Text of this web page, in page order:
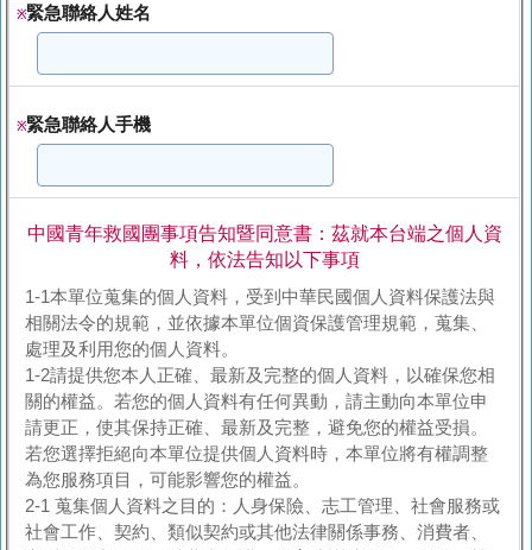
※緊急聯絡人姓名
※緊急聯絡人手機
中國青年救國團事項告知暨同意書：茲就本台端之個人資
料，依法告知以下事項
1-1本單位蒐集的個人資料，受到中華民國個人資料保護法與
相關法令的規範，並依據本單位個資保護管理規範，蒐集、
處理及利用您的個人資料。
1-2請提供您本人正確、最新及完整的個人資料，以確保您相
關的權益。若您的個人資料有任何異動，請主動向本單位申
請更正，使其保持正確、最新及完整，避免您的權益受損。
若您選擇拒絕向本單位提供個人資料時，本單位將有權調整
為您服務項目，可能影響您的權益。
2-1 蒐集個人資料之目的：人身保險、志工管理、社會服務或
社會工作、契約、類似契約或其他法律關係事務、消費者、